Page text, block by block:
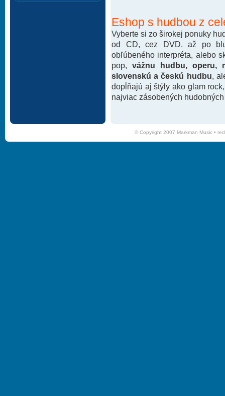
Eshop s hudbou z
Vyberte si zo širokej ponuky
od CD, cez DVD. až po
obľúbeného interpréta, alebo
pop, vážnu hudbu, operu,
slovenskú a českú hudbu ,
dopĺňajú aj štýly ako glam
najviac zásobených
© Copyright 2007 Markman Music •